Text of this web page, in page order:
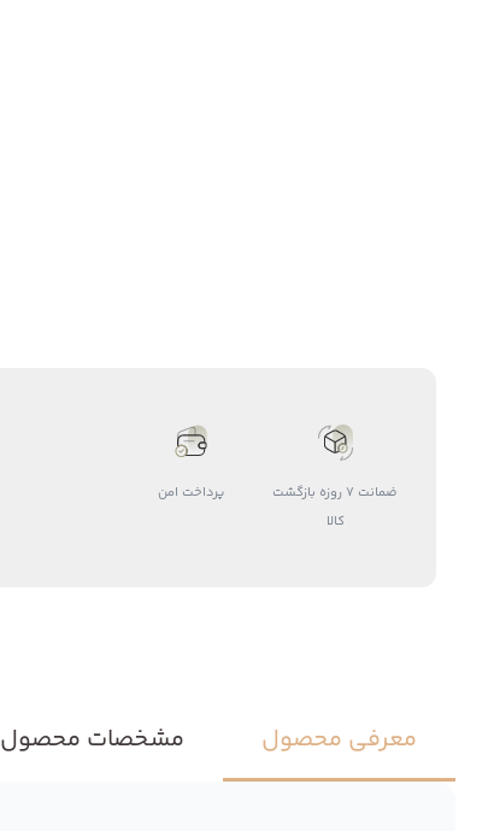
ضمانت 7 روزه بازگشت
کالا
پرداخت امن
معرفی محصول مشخصات محصول